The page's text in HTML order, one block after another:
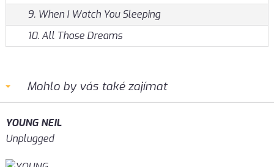
9. When I Watch You Sleeping
10. All Those Dreams
Mohlo by vás také zajímat
YOUNG NEIL
Unplugged